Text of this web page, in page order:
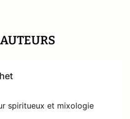
spiritueux et mixologie